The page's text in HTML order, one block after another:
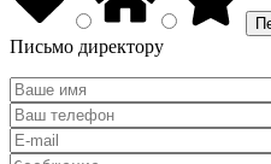
Письмо директору